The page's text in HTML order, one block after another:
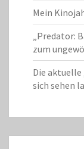
Mein
„Predator:
zum
Die
sich sehen